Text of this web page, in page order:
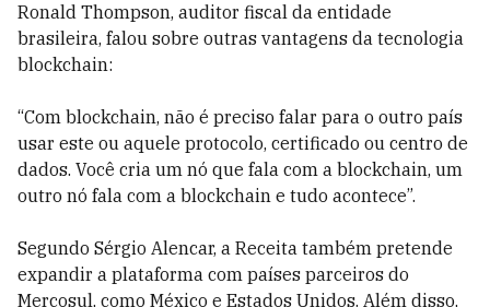
Ronald Thompson, auditor fiscal da entidade
brasileira, falou sobre outras vantagens da tecnologia
blockchain:
“Com blockchain, não é preciso falar para o outro país
usar este ou aquele protocolo, certificado ou centro de
dados. Você cria um nó que fala com a blockchain, um
outro nó fala com a blockchain e tudo acontece”.
Segundo Sérgio Alencar, a Receita também pretende
expandir a plataforma com países parceiros do
Mercosul, como México e Estados Unidos. Além disso,